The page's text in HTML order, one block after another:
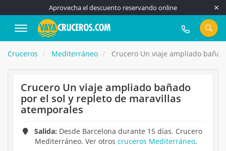
Aprovecha el descuento reservando online
917 815 555
Cruceros Mediterráneo Crucero Un viaje ampliado
Crucero Un viaje ampliado bañado
por el sol y repleto de maravillas
atemporales
Salida: Desde Barcelona durante 15 días. Crucero
Mediterráneo. Ver otros cruceros Mediterráneo.